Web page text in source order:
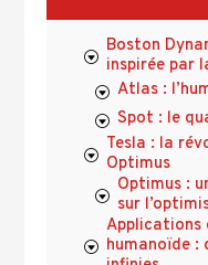
Boston
inspirée par
Atlas :
Spot : le
Tesla : la
Optimus
Optimus :
sur
Applications
humanoïde :